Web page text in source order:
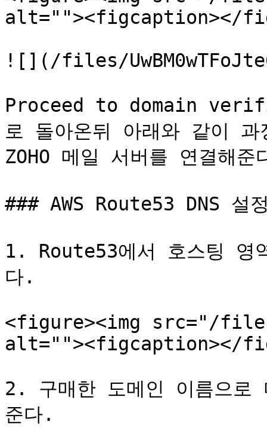
alt=""><figcaption></
![](/files/
Proceed to domain
로 돌아온뒤 아래와 같이
ZOHO 메일 서버를 연결해준
### AWS Route53 DNS 설
1. Route53에서 호스팅 영
다.
<figure><img src="/files/
alt=""><figcaption></
2. 구매한 도메인 이름으로
준다.